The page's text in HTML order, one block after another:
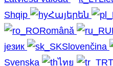
Shqip
Հայերեն
Română
језик
Slovenčina
Svenska
ไทย